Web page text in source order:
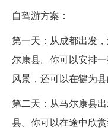
自驾游方案：
第一天：从成都出发
尔康县。你可以安排
风景，还可以在犍为县
第二天：从马尔康县
县。你可以在途中欣